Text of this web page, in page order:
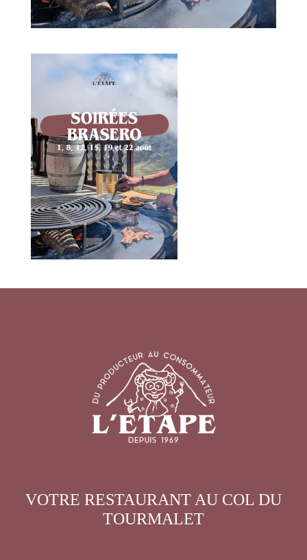
VOTRE RESTAURANT AU COL DU
TOURMALET